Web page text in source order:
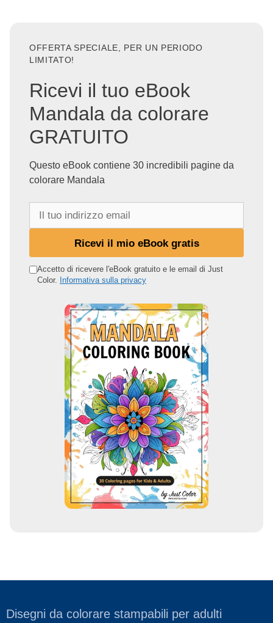
OFFERTA SPECIALE, PER UN PERIODO
LIMITATO!
Ricevi il tuo eBook
Mandala da colorare
GRATUITO
Questo eBook contiene 30 incredibili pagine da
colorare Mandala
o
Ricevi il mio eBook gratis
Accetto di ricevere l'eBook gratuito e le email di Just
Color.
Informativa sulla privacy
Disegni da colorare stampabili per adulti